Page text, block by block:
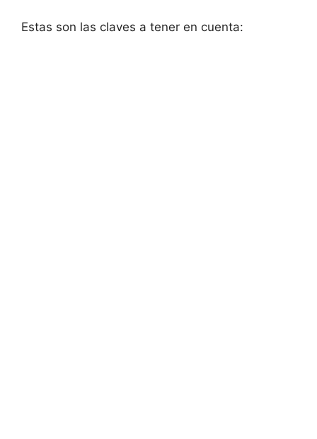
Estas son las claves a tener en cuenta: